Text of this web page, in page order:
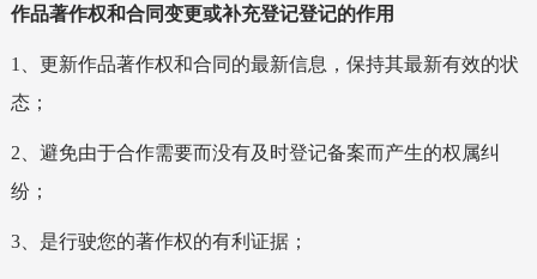
作品著作权和合同变更或补充登记登记的作用
1、更新作品著作权和合同的最新信息，保持其最新有效的状
态；
2、避免由于合作需要而没有及时登记备案而产生的权属纠
纷；
3、是行驶您的著作权的有利证据；